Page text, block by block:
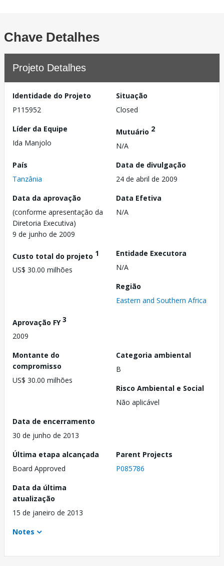
Chave Detalhes
Projeto Detalhes
Identidade do Projeto
P115952
Situação
Closed
Líder da Equipe
Ida Manjolo
Mutuário 2
N/A
País
Tanzânia
Data de divulgação
24 de abril de 2009
Data da aprovação
(conforme apresentação da
Diretoria Executiva)
9 de junho de 2009
Data Efetiva
N/A
Custo total do projeto 1
US$ 30.00 milhões
Entidade Executora
N/A
Região
Eastern and Southern Africa
Aprovação FY3
2009
Montante do
compromisso
US$ 30.00 milhões
Categoria ambiental
B
Risco Ambiental e Social
Não aplicável
Data de encerramento
30 de junho de 2013
Última etapa alcançada
Board Approved
Parent Projects
P085786
Data da última
atualização
15 de janeiro de 2013
Notes